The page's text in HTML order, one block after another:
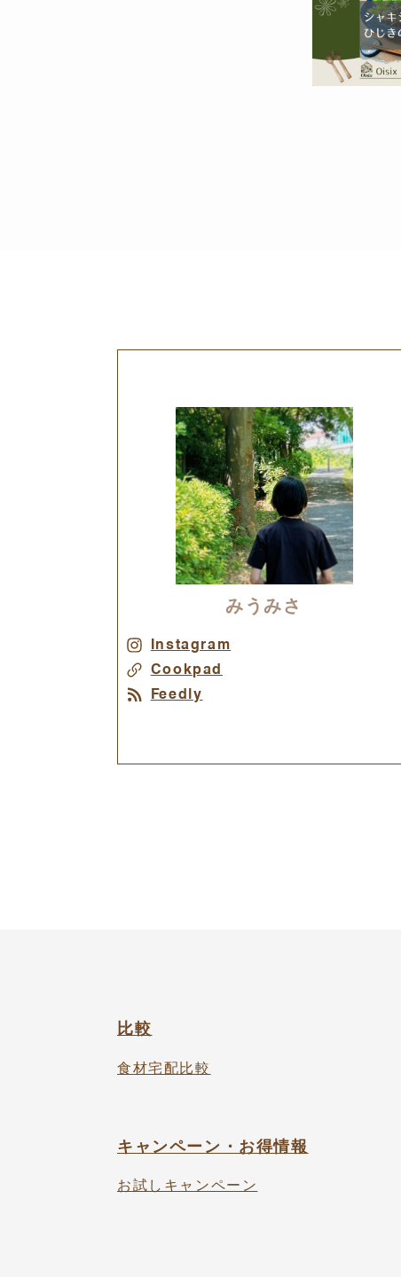
みうみさ
Instagram
Cookpad
Feedly
比較
食材宅配比較
キャンペーン・お得情報
お試しキャンペーン